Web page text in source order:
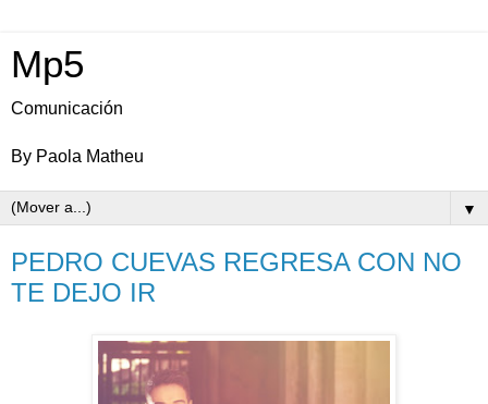
Mp5
Comunicación
By Paola Matheu
▼
PEDRO CUEVAS REGRESA CON NO
TE DEJO IR